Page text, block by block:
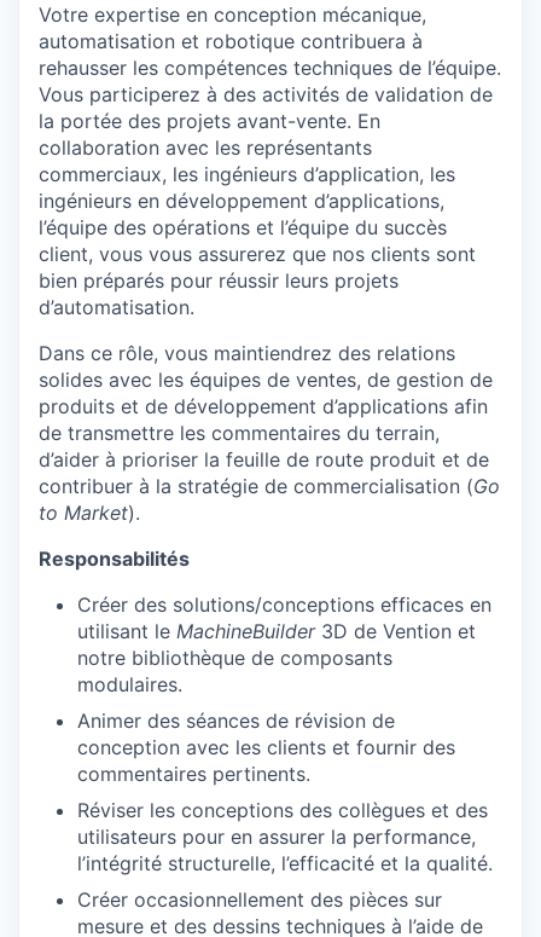
Votre expertise en conception mécanique,
automatisation et robotique contribuera à
rehausser les compétences techniques de l’équipe.
Vous participerez à des activités de validation de
la portée des projets avant-vente. En
collaboration avec les représentants
commerciaux, les ingénieurs d’application, les
ingénieurs en développement d’applications,
l’équipe des opérations et l’équipe du succès
client, vous vous assurerez que nos clients sont
bien préparés pour réussir leurs projets
d’automatisation.
Dans ce rôle, vous maintiendrez des relations
solides avec les équipes de ventes, de gestion de
produits et de développement d’applications afin
de transmettre les commentaires du terrain,
d’aider à prioriser la feuille de route produit et de
contribuer à la stratégie de commercialisation (Go
to Market).
Responsabilités
Créer des solutions/conceptions efficaces en
utilisant le MachineBuilder3D de Vention et
notre bibliothèque de composants
modulaires.
Animer des séances de révision de
conception avec les clients et fournir des
commentaires pertinents.
Réviser les conceptions des collègues et des
utilisateurs pour en assurer la performance,
l’intégrité structurelle, l’efficacité et la qualité.
Créer occasionnellement des pièces sur
mesure et des dessins techniques à l’aide de